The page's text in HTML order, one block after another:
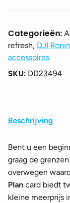
Plan
aantal
Categorieën:
refresh, DJI
accessoires
SKU: DD23494
Beschrijving
Bent u een
graag de
overwegen
Plan card biedt
kleine meerprijs